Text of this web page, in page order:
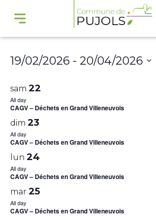
19/02/2026 - 20/04/2026
date.
sam 22
All day
CAGV – Déchets en Grand Villeneuvois
dim 23
All day
CAGV – Déchets en Grand Villeneuvois
lun 24
All day
CAGV – Déchets en Grand Villeneuvois
mar 25
All day
CAGV – Déchets en Grand Villeneuvois